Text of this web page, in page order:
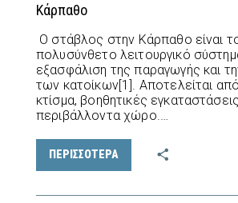
Κάρπαθο
Ο στάβλος στην Κάρπαθο είναι
πολυσύνθετο λειτουργικό
εξασφάλιση της παραγωγής και
των κατοίκων[1]. Αποτελείται
κτίσμα, βοηθητικές
περιβάλλοντα χώρο.…
ΠΕΡΙΣΣΟΤΕΡΑ